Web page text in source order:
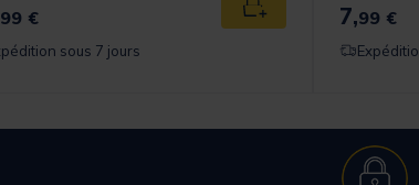
99 € Ajouter au panier
sous 7 jours
7,99 €